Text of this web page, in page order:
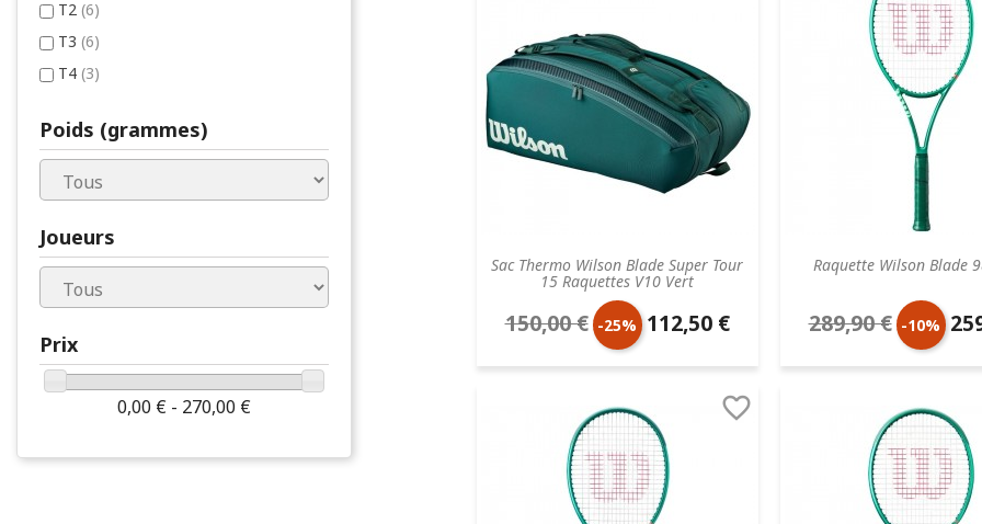
T2 (6)
T3 (6)
T4 (3)
Poids (grammes)
Joueurs
Prix
0,00 € - 270,00 €
Sac Thermo Wilson Blade Super Tour
15 Raquettes V10 Vert
Prix
de
150,00 € -25% Prix
unitaire
112,50 €
Raquette Wilson Blade
Prix
de
289,90 € -10% Prix
